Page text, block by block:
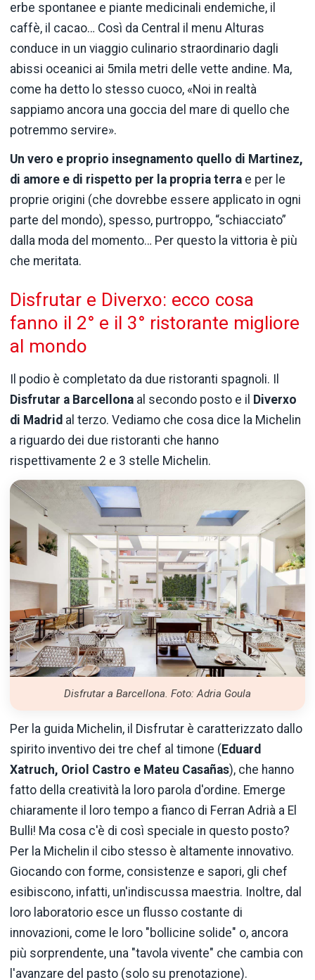
erbe spontanee e piante medicinali endemiche, il
caffè, il cacao… Così da Central il menu Alturas
conduce in un viaggio culinario straordinario dagli
abissi oceanici ai 5mila metri delle vette andine. Ma,
come ha detto lo stesso cuoco, «Noi in realtà
sappiamo ancora una goccia del mare di quello che
potremmo servire».
Un vero e proprio insegnamento quello di Martinez,
di amore e di rispetto per la propria terra e per le
proprie origini (che dovrebbe essere applicato in ogni
parte del mondo), spesso, purtroppo, “schiacciato”
dalla moda del momento… Per questo la vittoria è più
che meritata.
Disfrutar e Diverxo: ecco cosa
fanno il 2° e il 3° ristorante migliore
al mondo
Il podio è completato da due ristoranti spagnoli. Il
Disfrutar a Barcellona al secondo posto e il Diverxo
di Madrid al terzo. Vediamo che cosa dice la Michelin
a riguardo dei due ristoranti che hanno
rispettivamente 2 e 3 stelle Michelin.
Disfrutar a Barcellona. Foto: Adria Goula
Per la guida Michelin, il Disfrutar è caratterizzato dallo
spirito inventivo dei tre chef al timone ( Eduard
Xatruch, Oriol Castro e Mateu Casañas), che hanno
fatto della creatività la loro parola d'ordine. Emerge
chiaramente il loro tempo a fianco di Ferran Adrià a El
Bulli! Ma cosa c'è di così speciale in questo posto?
Per la Michelin il cibo stesso è altamente innovativo.
Giocando con forme, consistenze e sapori, gli chef
esibiscono, infatti, un'indiscussa maestria. Inoltre, dal
loro laboratorio esce un flusso costante di
innovazioni, come le loro "bollicine solide" o, ancora
più sorprendente, una "tavola vivente" che cambia con
l'avanzare del pasto (solo su prenotazione).